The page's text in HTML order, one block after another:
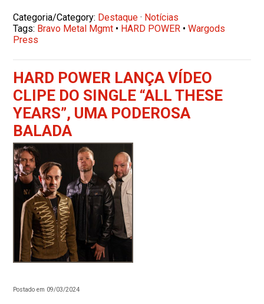
Categoria/Category: Destaque · Notícias
Tags: Bravo Metal Mgmt • HARD POWER •Wargods
Press
HARD POWER LANÇA VÍDEO
CLIPE DO SINGLE “ALL THESE
YEARS”, UMA PODEROSA
BALADA
Postado em 09/03/2024